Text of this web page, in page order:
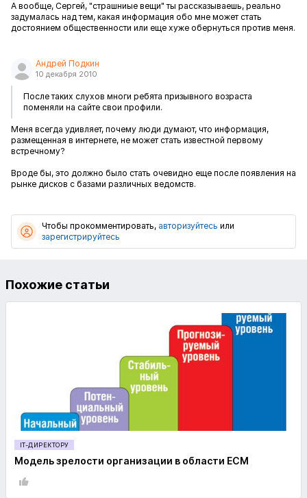
А вообще, Сергей, "страшниые вещи" ты рассказываешь, реально
задумалась над тем, какая информация обо мне может стать
достоянием общественности или еще хуже обернуться против меня.
Андрей Подкин
10 декабря 2010
После таких слухов многи ребята призывного возраста
поменяли на сайте свои профили.
Меня всегда удивляет, почему люди думают, что информация,
размещенная в интернете, не может стать известной первому
встречному?
Вроде бы, это должно было стать очевидно еще после появления на
рынке дисков с базами различных ведомств.
Чтобы прокомментировать, авторизуйтесь или
зарегистрируйтесь
Похожие статьи
IT-ДИРЕКТОРУ
Модель зрелости организации в области ECM